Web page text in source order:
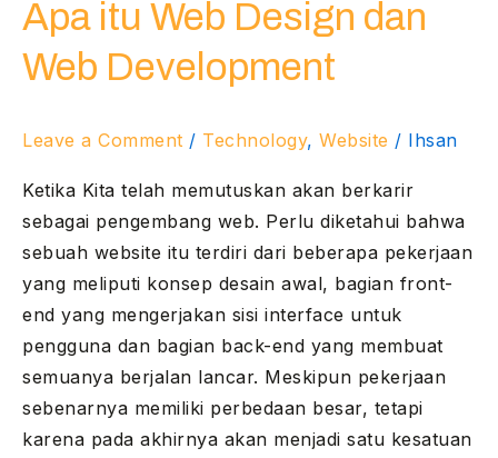
Apa itu Web Design dan
Web Development
Leave a Comment / Technology, Website / Ihsan
Ketika Kita telah memutuskan akan berkarir
sebagai pengembang web. Perlu diketahui bahwa
sebuah website itu terdiri dari beberapa pekerjaan
yang meliputi konsep desain awal, bagian front-
end yang mengerjakan sisi interface untuk
pengguna dan bagian back-end yang membuat
semuanya berjalan lancar. Meskipun pekerjaan
sebenarnya memiliki perbedaan besar, tetapi
karena pada akhirnya akan menjadi satu kesatuan
Web
Design
dan
Development